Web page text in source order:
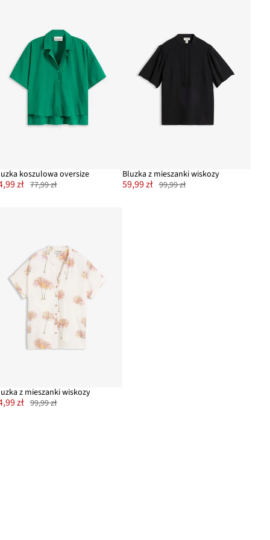
koszulowa oversize
zł 77,99 zł
Bluzka z mieszanki wiskozy
59,99 zł 99,99 zł
z mieszanki wiskozy
zł 99,99 zł